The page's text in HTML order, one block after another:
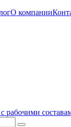
О компании